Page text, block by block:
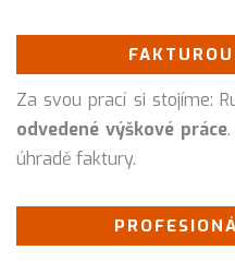
Za svou prací si stojíme:
odvedené výškové práce
úhradě faktury.